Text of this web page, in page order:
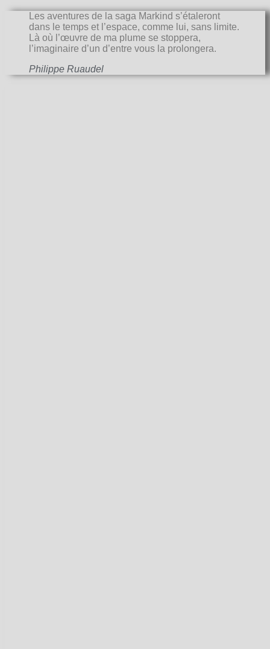
Les aventures de la saga Markind s’étaleront
dans le temps et l’espace, comme lui, sans limite.
Là où l’œuvre de ma plume se stoppera,
l’imaginaire d’un d’entre vous la prolongera.
Philippe Ruaudel